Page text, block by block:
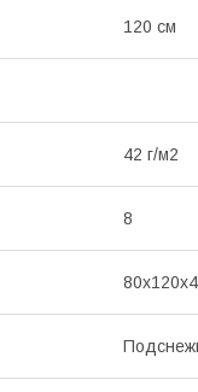
120 см
42 г/м2
8